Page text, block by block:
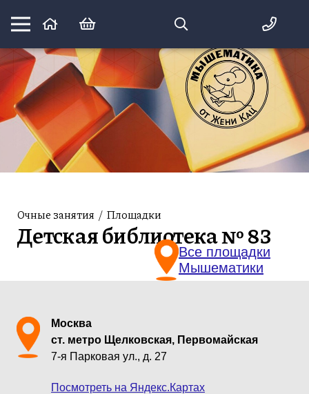
Математика вприпрыжку:
идеи и игры для детей и их родителей
Очные занятия / Площадки
Детская библиотека № 83
Все площадки
Мышематики
Москва
ст. метро Щелковская, Первомайская
7-я Парковая ул., д. 27
Посмотреть на Яндекс.Картах